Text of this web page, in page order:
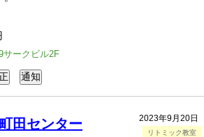
サークビル2F
2023年9月20日
リトミック教室
田センター